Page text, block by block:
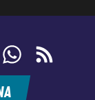
WhatsApp
feed